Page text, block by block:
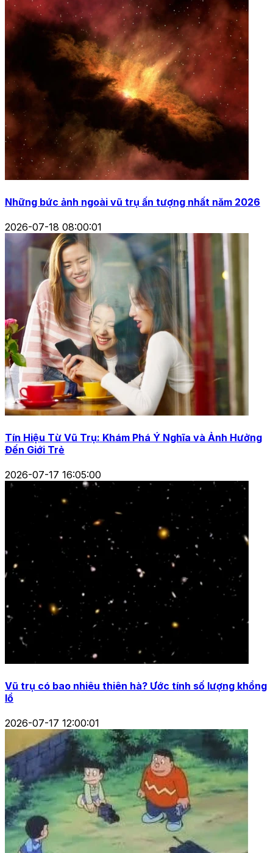
Những bức ảnh ngoài vũ trụ ấn tượng nhất năm 2026
2026-07-18 08:00:01
Tín Hiệu Từ Vũ Trụ: Khám Phá Ý Nghĩa và Ảnh Hưởng
Đến Giới Trẻ
2026-07-17 16:05:00
Vũ trụ có bao nhiêu thiên hà? Ước tính số lượng khổng
lồ
2026-07-17 12:00:01